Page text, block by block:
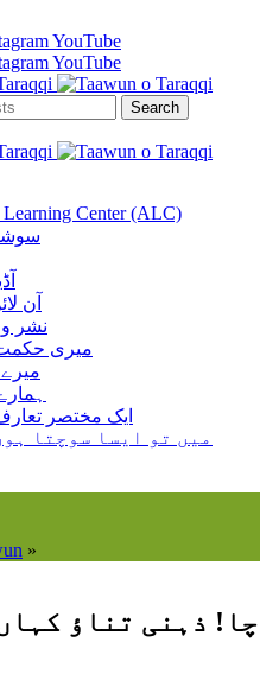
YouTube
YouTube
Search
Center (ALC)
آن
نشر
میری
ایک مختصر
میں تو ایسا سوچتا
»
ذہنی تناؤ